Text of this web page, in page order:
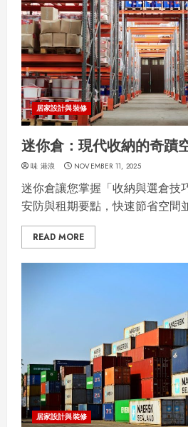
居家設計與裝修
迷你倉：現代收納的奇蹟
味 港浪 NOVEMBER 11, 2025
迷你倉讓您掌握「收納與選倉技
安防與租期要點，快速節省空間
READ MORE
居家設計與裝修